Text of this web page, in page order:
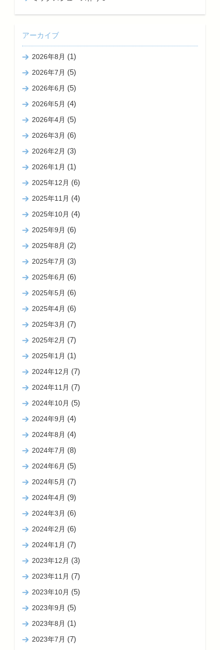
アーカイブ
2026年8月 (1)
2026年7月 (5)
2026年6月 (5)
2026年5月 (4)
2026年4月 (5)
2026年3月 (6)
2026年2月 (3)
2026年1月 (1)
2025年12月 (6)
2025年11月 (4)
2025年10月 (4)
2025年9月 (6)
2025年8月 (2)
2025年7月 (3)
2025年6月 (6)
2025年5月 (6)
2025年4月 (6)
2025年3月 (7)
2025年2月 (7)
2025年1月 (1)
2024年12月 (7)
2024年11月 (7)
2024年10月 (5)
2024年9月 (4)
2024年8月 (4)
2024年7月 (8)
2024年6月 (5)
2024年5月 (7)
2024年4月 (9)
2024年3月 (6)
2024年2月 (6)
2024年1月 (7)
2023年12月 (3)
2023年11月 (7)
2023年10月 (5)
2023年9月 (5)
2023年8月 (1)
2023年7月 (7)